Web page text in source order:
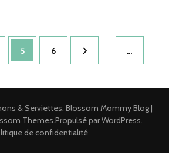
…
Page
5 Page
6
& Serviettes. Blossom Mommy Blog |
Themes.Propulsé parWordPress.
de confidentialité